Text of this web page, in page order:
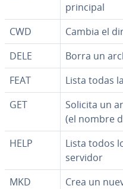
principal
CWD
Cambia el
DELE
Borra un
FEAT
Lista todas
GET
Solicita un
(el nombre
HELP
Lista todos
servidor
MKD
Crea un